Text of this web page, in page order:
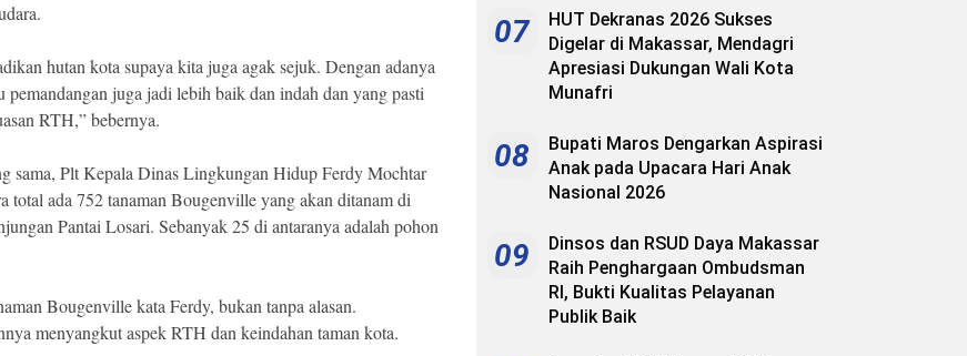
hutan kota supaya kita juga agak sejuk. Dengan adanya
pemandangan juga jadi lebih baik dan indah dan yang pasti
RTH,” bebernya.
sama, Plt Kepala Dinas Lingkungan Hidup Ferdy Mochtar
total ada 752 tanaman Bougenville yang akan ditanam di
Pantai Losari. Sebanyak 25 di antaranya adalah pohon
Bougenville kata Ferdy, bukan tanpa alasan.
menyangkut aspek RTH dan keindahan taman kota.
07
HUT Dekranas 2026 Sukses
Digelar di Makassar, Mendagri
Apresiasi Dukungan Wali Kota
Munafri
08
Bupati Maros Dengarkan Aspirasi
Anak pada Upacara Hari Anak
Nasional 2026
09
Dinsos dan RSUD Daya Makassar
Raih Penghargaan Ombudsman
RI, Bukti Kualitas Pelayanan
Publik Baik